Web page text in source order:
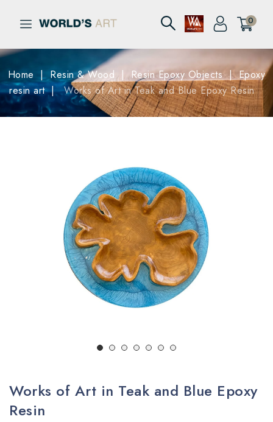
0
Home Resin & Wood Resin Epoxy Objects
Epoxy
resin art
Works of Art in Teak and Blue Epoxy Resin
Works of Art in Teak and Blue Epoxy
Resin